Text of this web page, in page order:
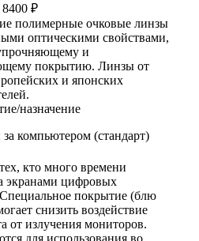
8400 ₽
полимерные очковые линзы
оптическими свойствами,
и
покрытию. Линзы от
и японских
назначение
компьютером (стандарт)
кто много времени
экранами цифровых
покрытие (блю
снизить воздействие
от излучения мониторов.
для использования во